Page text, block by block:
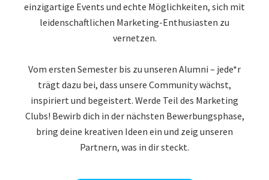
einzigartige Events und echte Möglichkeiten, sich mit
leidenschaftlichen Marketing-Enthusiasten zu
vernetzen.
Vom ersten Semester bis zu unseren Alumni – jede*r
trägt dazu bei, dass unsere Community wächst,
inspiriert und begeistert. Werde Teil des Marketing
Clubs! Bewirb dich in der nächsten Bewerbungsphase,
bring deine kreativen Ideen ein und zeig unseren
Partnern, was in dir steckt.